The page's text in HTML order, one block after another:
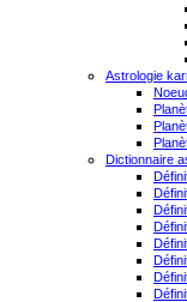
Astrologie
Dictionnaire